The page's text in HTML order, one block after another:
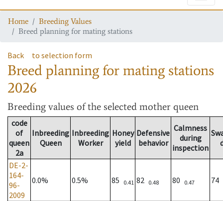
Home
Breeding Values
Breed planning for mating stations
Back to selection form
Breed planning for mating stations
2026
Breeding values of the selected mother queen
code
of
queen
2a
Inbreeding
Queen
Inbreeding
Worker
Honey
yield
Defensive
behavior
Calmness
during
inspection
DE-2-
164-
96-
2009
0.0% 0.5% 85 0.41 82 0.48 80 0.47 74